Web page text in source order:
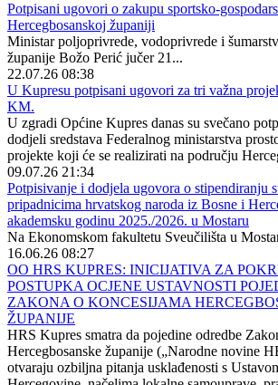
Potpisani ugovori o zakupu sportsko-
Hercegbosanskoj županiji
Ministar poljoprivrede, vodoprivrede i
županije Božo Perić jučer 21...
22.07.26 08:38
U Kupresu potpisani ugovori za tri važna
KM.
U zgradi Općine Kupres danas su svečano
dodjeli sredstava Federalnog ministarstva
projekte koji će se realizirati na području
09.07.26 21:34
Potpisivanje i dodjela ugovora o stipendiranju
pripadnicima hrvatskog naroda iz Bosne i
akademsku godinu 2025./2026. u Mostaru
Na Ekonomskom fakultetu Sveučilišta u
16.06.26 08:27
OO HRS KUPRES: INICIJATIVA ZA
POSTUPKA OCJENE USTAVNOSTI
ZAKONA O KONCESIJAMA
ŽUPANIJE
HRS Kupres smatra da pojedine odredbe
Hercegbosanske županije („Narodne novine
otvaraju ozbiljna pitanja usklađenosti s